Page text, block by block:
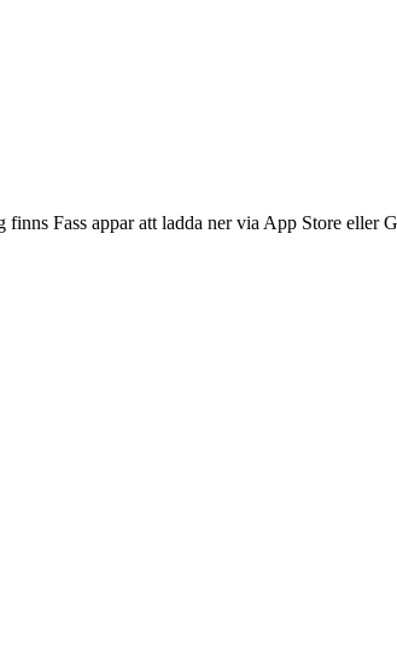
Fass appar att ladda ner via App Store eller